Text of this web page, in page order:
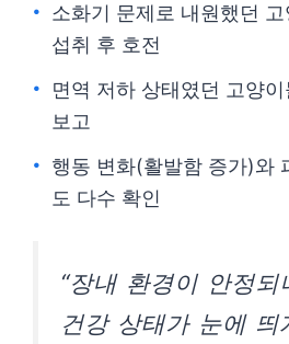
소화기 문제로 내원했던
섭취 후 호전
면역 저하 상태였던 고양
보고
행동 변화(활발함 증가)와
도 다수 확인
“장내 환경이 안정
건강 상태가 눈에 띄